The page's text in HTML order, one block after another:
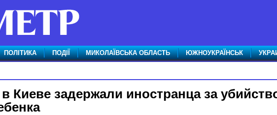
ПОЛІТИКА ПОДІЇ МИКОЛАЇВСЬКА ОБЛАСТЬ ЮЖНОУКРАЇНСЬК
Киеве задержали иностранца за